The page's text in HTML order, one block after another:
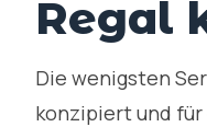
Regal
Die wenigsten
konzipiert und für